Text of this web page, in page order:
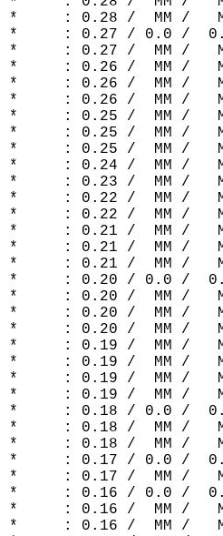
*     : 0.28 /  MM /
*     : 0.27 / 0.0 /
*     : 0.27 /  MM /
*     : 0.26 /  MM /
*     : 0.26 /  MM /
*     : 0.26 /  MM /
*     : 0.25 /  MM /
*     : 0.25 /  MM /
*     : 0.25 /  MM /
*     : 0.24 /  MM /
*     : 0.23 /  MM /
*     : 0.22 /  MM /
*     : 0.22 /  MM /
*     : 0.21 /  MM /
*     : 0.21 /  MM /
*     : 0.21 /  MM /
*     : 0.20 / 0.0 /
*     : 0.20 /  MM /
*     : 0.20 /  MM /
*     : 0.20 /  MM /
*     : 0.19 /  MM /
*     : 0.19 /  MM /
*     : 0.19 /  MM /
*     : 0.19 /  MM /
*     : 0.18 / 0.0 /
*     : 0.18 /  MM /
*     : 0.18 /  MM /
*     : 0.17 / 0.0 /
*     : 0.17 /  MM /
NNE   *     : 0.16 / 0.0 /
*     : 0.16 /  MM /
*     : 0.16 /  MM /